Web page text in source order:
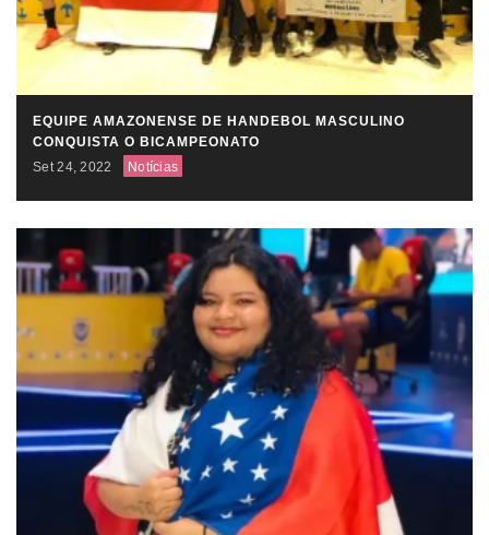
EQUIPE AMAZONENSE DE HANDEBOL MASCULINO
CONQUISTA O BICAMPEONATO
Set 24, 2022
Notícias